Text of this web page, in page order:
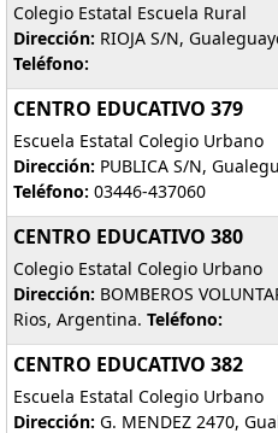
Colegio Estatal Escuela Rural
Dirección: RIOJA S/N,
Teléfono:
CENTRO EDUCATIVO 379
Escuela Estatal Colegio Urbano
Dirección: PUBLICA S/N,
Teléfono: 03446-437060
CENTRO EDUCATIVO 380
Colegio Estatal Colegio Urbano
Dirección: BOMBEROS
Rios, Argentina. Teléfono:
CENTRO EDUCATIVO 382
Escuela Estatal Colegio Urbano
Dirección: G. MENDEZ 2470,